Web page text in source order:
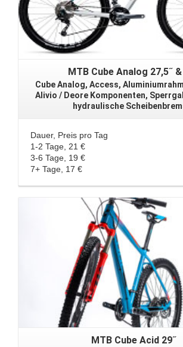
MTB Cube Analog 27,5˝
Cube Analog, Access,
Alivio / Deore Komponenten,
hydraulische
Dauer, Preis pro Tag
1-2 Tage, 21 €
3-6 Tage, 19 €
7+ Tage, 17 €
MTB Cube Acid 29˝